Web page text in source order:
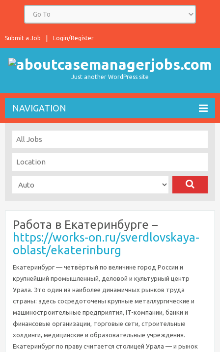
Login/Register
Submit a Job
Just another WordPress site
NAVIGATION
Работа в Екатеринбурге –
https://works-on.ru/sverdlovskaya-
oblast/ekaterinburg
Екатеринбург — четвёртый по величине город России и
крупнейший промышленный, деловой и культурный центр
Урала. Это один из наиболее динамичных рынков труда
страны: здесь сосредоточены крупные металлургические и
машиностроительные предприятия, IT-компании, банки и
финансовые организации, торговые сети, строительные
холдинги, медицинские и образовательные учреждения.
Екатеринбург по праву считается столицей Урала — и рынок